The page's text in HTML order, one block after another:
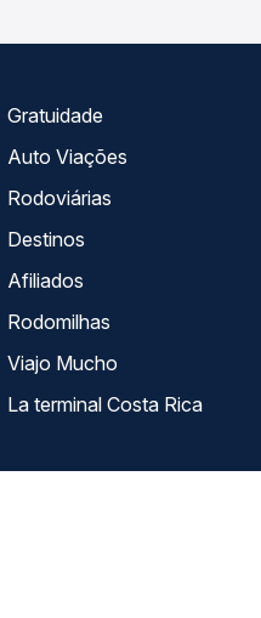
Gratuidade
Auto Viações
Rodoviárias
Destinos
Afiliados
Rodomilhas
Viajo Mucho
La terminal Costa Rica